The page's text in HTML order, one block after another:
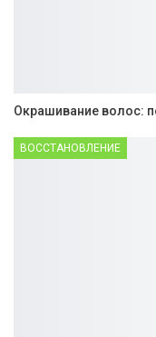
Окрашивание волос:
ВОССТАНОВЛЕНИЕ